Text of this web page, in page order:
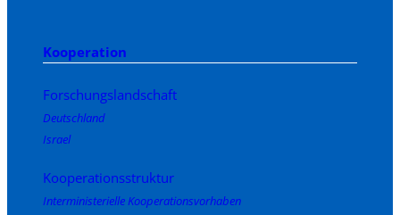
Kooperation
Forschungslandschaft
Deutschland
Israel
Kooperationsstruktur
Interministerielle Kooperationsvorhaben